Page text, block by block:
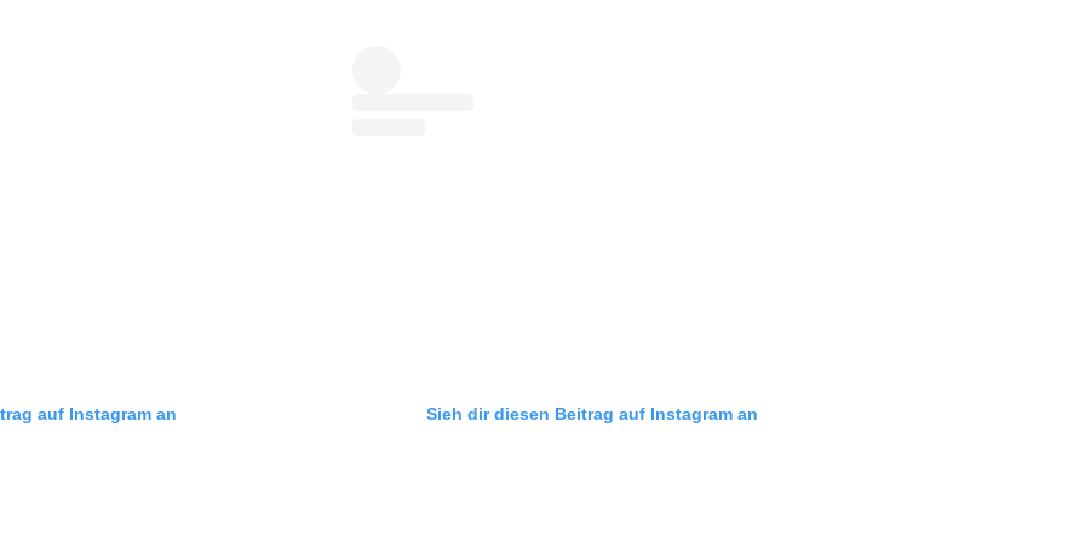
auf Instagram an Sieh dir diesen Beitrag auf Instagram an